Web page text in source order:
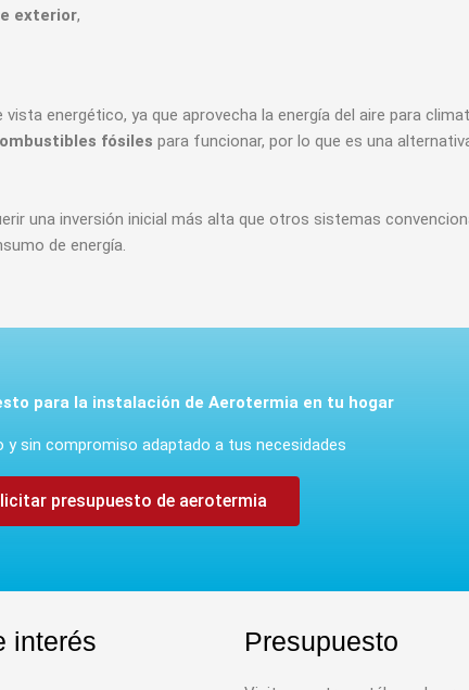
exterior,
vista energético, ya que aprovecha la energía del aire para
fósiles para funcionar, por lo que es una
una inversión inicial más alta que otros sistemas
de energía.
para la instalación de Aerotermia en tu hogar
y sin compromiso adaptado a tus necesidades
presupuesto de aerotermia
interés Presupuesto